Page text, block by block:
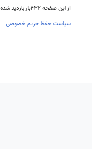
از این صفحه ۴۳۲بار بازدید شده است.
سیاست حفظ حریم خصوصی